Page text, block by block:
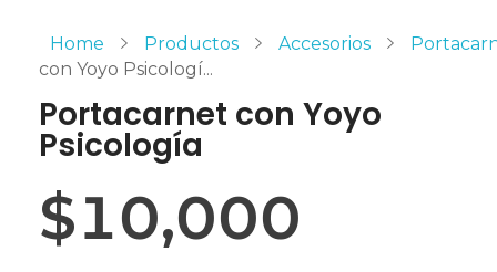
Home Productos Accesorios
con Yoyo Psicologí...
Portacarnet con Yoyo
Psicología
$10,000